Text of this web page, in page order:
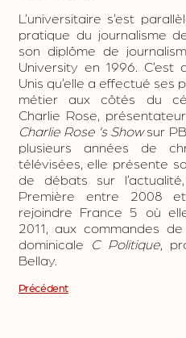
L’universitaire s’est
pratique du journalisme
son diplôme de
University en 1996. C’est
Unis qu’elle a effectué ses
métier aux côtés du
Charlie Rose,
Charlie Rose ‘s Showsur
plusieurs années de
télévisées, elle présente
de débats sur l’actualité,
Première entre 2008
rejoindre France 5 où
2011, aux commandes de
dominicale C Politique,
Bellay.
Précédent